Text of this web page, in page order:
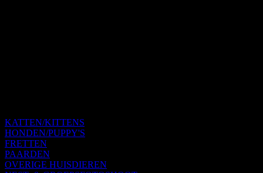
KATTEN/KITTENS
HONDEN/PUPPY'S
FRETTEN
PAARDEN
OVERIGE HUISDIEREN